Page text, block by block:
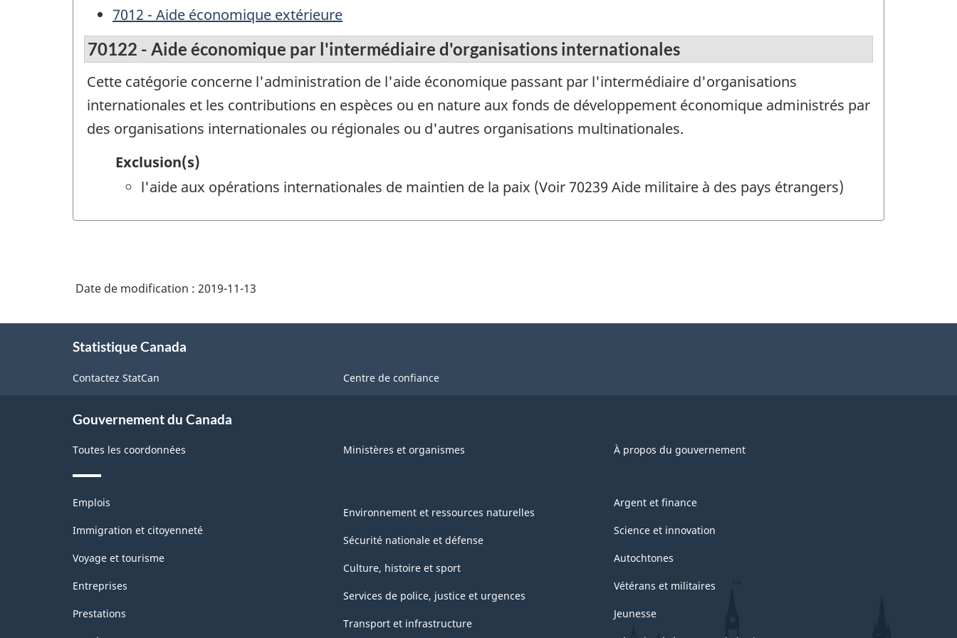
7012 - Aide économique extérieure
70122 - Aide économique par l'intermédiaire d'organisations internationales
Cette catégorie concerne l'administration de l'aide économique passant par l'intermédiaire d'organisations
internationales et les contributions en espèces ou en nature aux fonds de développement économique administrés par
des organisations internationales ou régionales ou d'autres organisations multinationales.
Exclusion(s)
l'aide aux opérations internationales de maintien de la paix (Voir 70239 Aide militaire à des pays étrangers)
Date de modification : 2019-11-13
Statistique Canada
Contactez StatCan Centre de confiance
Gouvernement du Canada
Toutes les coordonnées Ministères et organismes À propos du gouvernement
Thèmes
sujets
Emplois
Immigration et citoyenneté
Voyage et tourisme
Entreprises
Prestations
Environnement et ressources naturelles
Sécurité nationale et défense
Culture, histoire et sport
Services de police, justice et urgences
Transport et infrastructure
Argent et finance
Science et innovation
Autochtones
Vétérans et militaires
Jeunesse